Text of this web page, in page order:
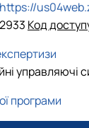
https://
Код
управляючі
програми